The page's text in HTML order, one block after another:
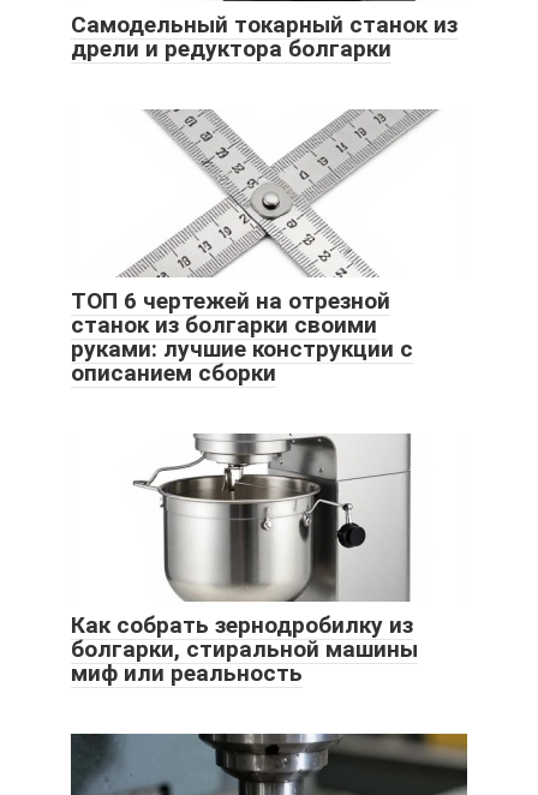
Самодельный токарный станок из
дрели и редуктора болгарки
ТОП 6 чертежей на отрезной
станок из болгарки своими
руками: лучшие конструкции с
описанием сборки
Как собрать зернодробилку из
болгарки, стиральной машины
миф или реальность